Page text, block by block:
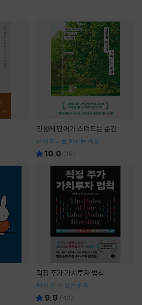
인생에 단어가 스며드는 순간
단어 하나로 바뀌는 세상
10.0 (16)
적정 주가 가치투자 법칙
평생 쓸 수 있는 원칙
9.9 (42)